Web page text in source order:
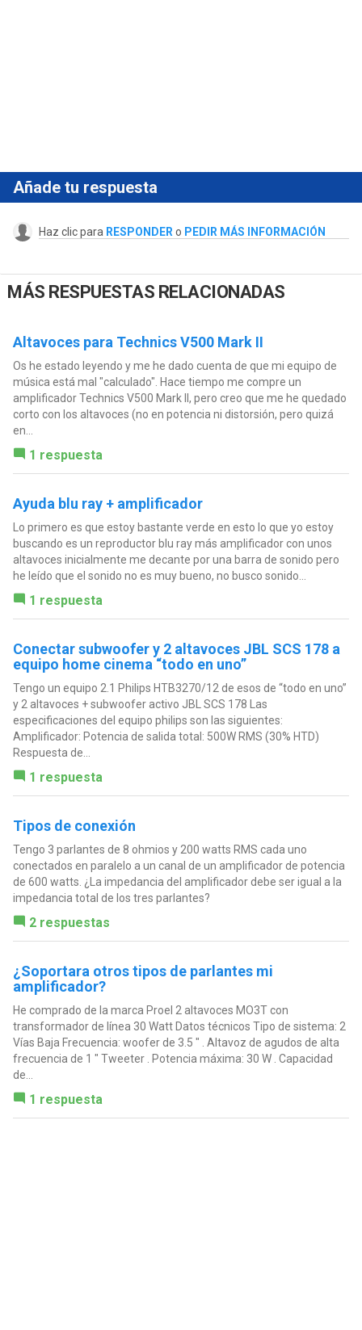
Añade tu respuesta
Haz clic para RESPONDER o PEDIR MÁS INFORMACIÓN
MÁS RESPUESTAS RELACIONADAS
Altavoces para Technics V500 Mark II
Os he estado leyendo y me he dado cuenta de que mi equipo de
música está mal "calculado". Hace tiempo me compre un
amplificador Technics V500 Mark II, pero creo que me he quedado
corto con los altavoces (no en potencia ni distorsión, pero quizá
en...
1 respuesta
Ayuda blu ray + amplificador
Lo primero es que estoy bastante verde en esto lo que yo estoy
buscando es un reproductor blu ray más amplificador con unos
altavoces inicialmente me decante por una barra de sonido pero
he leído que el sonido no es muy bueno, no busco sonido...
1 respuesta
Conectar subwoofer y 2 altavoces JBL SCS 178 a
equipo home cinema “todo en uno”
Tengo un equipo 2.1 Philips HTB3270/12 de esos de “todo en uno”
y 2 altavoces + subwoofer activo JBL SCS 178 Las
especificaciones del equipo philips son las siguientes:
Amplificador: Potencia de salida total: 500W RMS (30% HTD)
Respuesta de...
1 respuesta
Tipos de conexión
Tengo 3 parlantes de 8 ohmios y 200 watts RMS cada uno
conectados en paralelo a un canal de un amplificador de potencia
de 600 watts. ¿La impedancia del amplificador debe ser igual a la
impedancia total de los tres parlantes?
2 respuestas
¿Soportara otros tipos de parlantes mi
amplificador?
He comprado de la marca Proel 2 altavoces MO3T con
transformador de línea 30 Watt Datos técnicos Tipo de sistema: 2
Vías Baja Frecuencia: woofer de 3.5 " . Altavoz de agudos de alta
frecuencia de 1 " Tweeter . Potencia máxima: 30 W . Capacidad
de...
1 respuesta